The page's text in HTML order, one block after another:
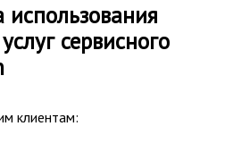
сервисного
клиентам: